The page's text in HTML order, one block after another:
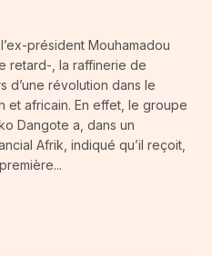
président Mouhamadou
retard-, la raffinerie de
d’une révolution dans le
et africain. En effet, le groupe
Dangote a, dans un
Afrik, indiqué qu’il reçoit,